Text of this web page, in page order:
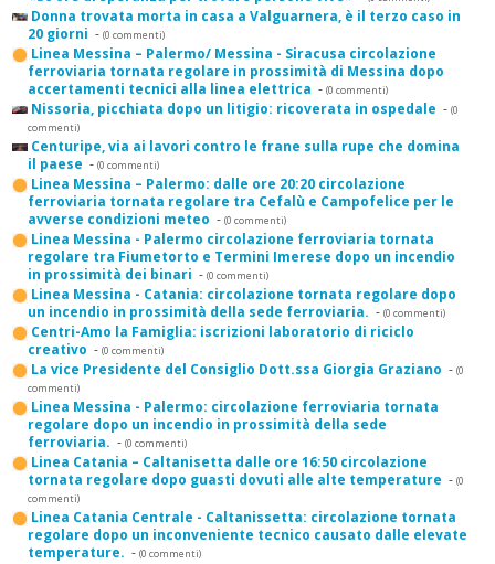
Donna trovata morta in casa a Valguarnera, è il terzo caso in
20 giorni - (0 commenti)
Linea Messina – Palermo/ Messina - Siracusa circolazione
ferroviaria tornata regolare in prossimità di Messina dopo
accertamenti tecnici alla linea elettrica - (0 commenti)
Nissoria, picchiata dopo un litigio: ricoverata in ospedale - (0
commenti)
Centuripe, via ai lavori contro le frane sulla rupe che domina
il paese - (0 commenti)
Linea Messina – Palermo: dalle ore 20:20 circolazione
ferroviaria tornata regolare tra Cefalù e Campofelice per le
avverse condizioni meteo - (0 commenti)
Linea Messina - Palermo circolazione ferroviaria tornata
regolare tra Fiumetorto e Termini Imerese dopo un incendio
in prossimità dei binari - (0 commenti)
Linea Messina - Catania: circolazione tornata regolare dopo
un incendio in prossimità della sede ferroviaria. - (0 commenti)
Centri-Amo la Famiglia: iscrizioni laboratorio di riciclo
creativo - (0 commenti)
La vice Presidente del Consiglio Dott.ssa Giorgia Graziano - (0
commenti)
Linea Messina - Palermo: circolazione ferroviaria tornata
regolare dopo un incendio in prossimità della sede
ferroviaria. - (0 commenti)
Linea Catania – Caltanisetta dalle ore 16:50 circolazione
tornata regolare dopo guasti dovuti alle alte temperature - (0
commenti)
Linea Catania Centrale - Caltanissetta: circolazione tornata
regolare dopo un inconveniente tecnico causato dalle elevate
temperature. - (0 commenti)